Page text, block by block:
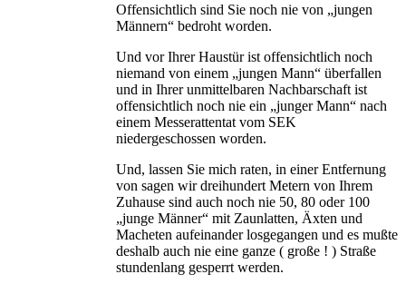
Offensichtlich sind Sie noch nie von „jungen
Männern“ bedroht worden.
Und vor Ihrer Haustür ist offensichtlich noch
niemand von einem „jungen Mann“ überfallen
und in Ihrer unmittelbaren Nachbarschaft ist
offensichtlich noch nie ein „junger Mann“ nach
einem Messerattentat vom SEK
niedergeschossen worden.
Und, lassen Sie mich raten, in einer Entfernung
von sagen wir dreihundert Metern von Ihrem
Zuhause sind auch noch nie 50, 80 oder 100
„junge Männer“ mit Zaunlatten, Äxten und
Macheten aufeinander losgegangen und es mußte
deshalb auch nie eine ganze ( große ! ) Straße
stundenlang gesperrt werden.